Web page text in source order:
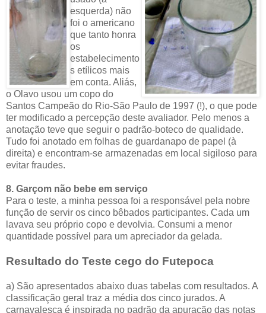
esquerda) não
foi o americano
que tanto honra
os
estabelecimento
s etílicos mais
em conta. Aliás,
o Olavo usou um copo do
Santos Campeão do Rio-São Paulo de 1997 (!), o que pode
ter modificado a percepção deste avaliador. Pelo menos a
anotação teve que seguir o padrão-boteco de qualidade.
Tudo foi anotado em folhas de guardanapo de papel (à
direita) e encontram-se armazenadas em local sigiloso para
evitar fraudes.
8. Garçom não bebe em serviço
Para o teste, a minha pessoa foi a responsável pela nobre
função de servir os cinco bêbados participantes. Cada um
lavava seu próprio copo e devolvia. Consumi a menor
quantidade possível para um apreciador da gelada.
Resultado do Teste cego do Futepoca
a) São apresentados abaixo duas tabelas com resultados. A
classificação geral traz a média dos cinco jurados. A
carnavalesca é inspirada no padrão da apuração das notas